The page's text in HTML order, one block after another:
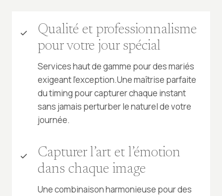
Qualité et professionnalisme
pour votre jour spécial
Services haut de gamme pour des mariés
exigeant l’exception.Une maîtrise parfaite
du timing pour capturer chaque instant
sans jamais perturber le naturel de votre
journée.
Capturer l’art et l’émotion
dans chaque image
Une combinaison harmonieuse pour des